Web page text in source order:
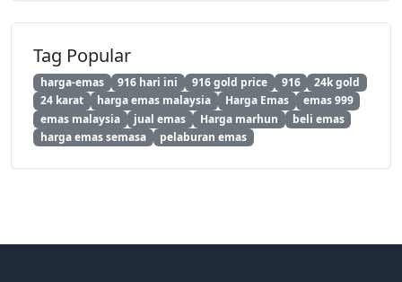
Tag Popular
harga-emas 916 hari ini 916 gold price 916
24k gold
24 karat
harga emas malaysia Harga Emas
emas 999
emas malaysia
jual emas Harga marhun
beli emas
harga emas semasa
pelaburan emas